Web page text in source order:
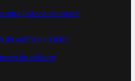
retur Politica de livrare
de confidențialitate
de utilizare